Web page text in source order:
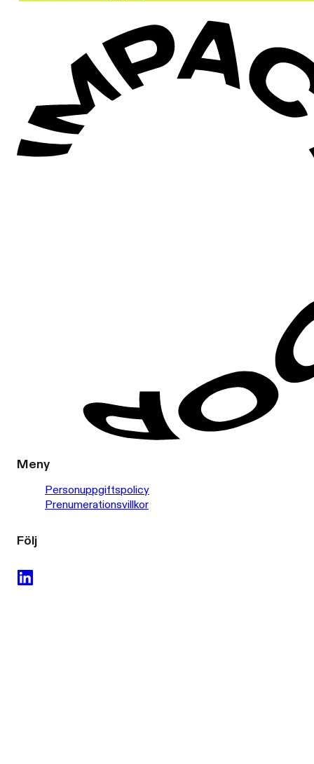
Meny
Personuppgiftspolicy
Prenumerationsvillkor
Följ